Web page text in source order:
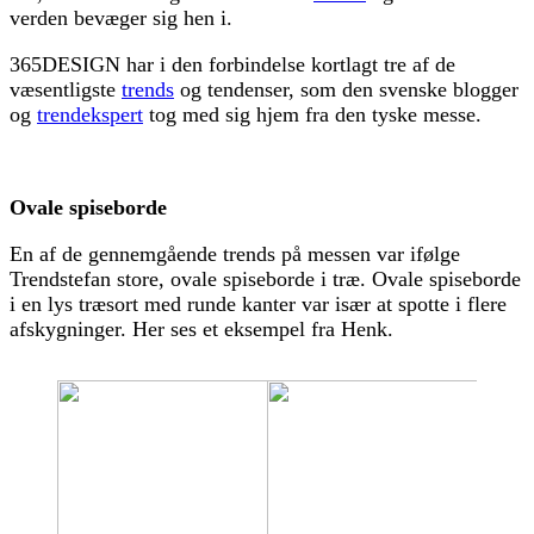
verden bevæger sig hen i.
365DESIGN har i den forbindelse kortlagt tre af de
væsentligste trends og tendenser, som den svenske blogger
og trendekspert tog med sig hjem fra den tyske messe.
Ovale spiseborde
En af de gennemgående trends på messen var ifølge
Trendstefan store, ovale spiseborde i træ. Ovale spiseborde
i en lys træsort med runde kanter var især at spotte i flere
afskygninger. Her ses et eksempel fra Henk.